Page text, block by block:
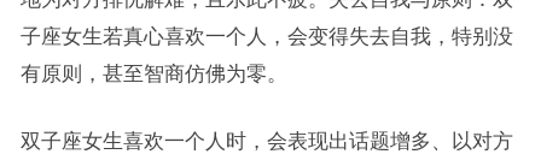
子座女生若真心喜欢一个人，会变得失去自我，特别没
有原则，甚至智商仿佛为零。
双子座女生喜欢一个人时，会表现出话题增多、以对方